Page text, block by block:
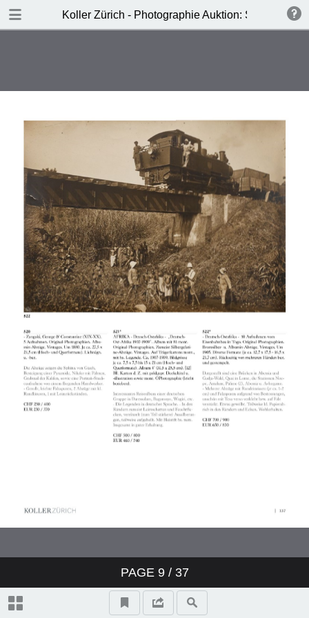
Koller Zürich - Photographie Auktion: Samstag,
PAGE 9/ 37
DOWNLOAD